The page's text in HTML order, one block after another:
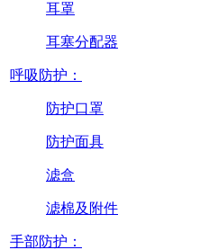
耳罩
耳塞分配器
呼吸防护：
防护口罩
防护面具
滤盒
滤棉及附件
手部防护：